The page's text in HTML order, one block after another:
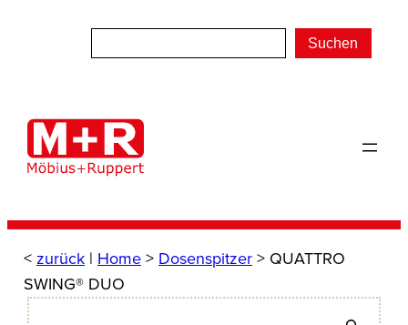
Suchen
< zurück | Home> Dosenspitzer> QUATTRO
SWING® DUO